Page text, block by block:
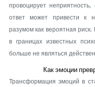
провоцирует
ответ может привести к
разумом как вероятная
в границах известных
больше не являться
Как эмоции
Трансформация эмоций в